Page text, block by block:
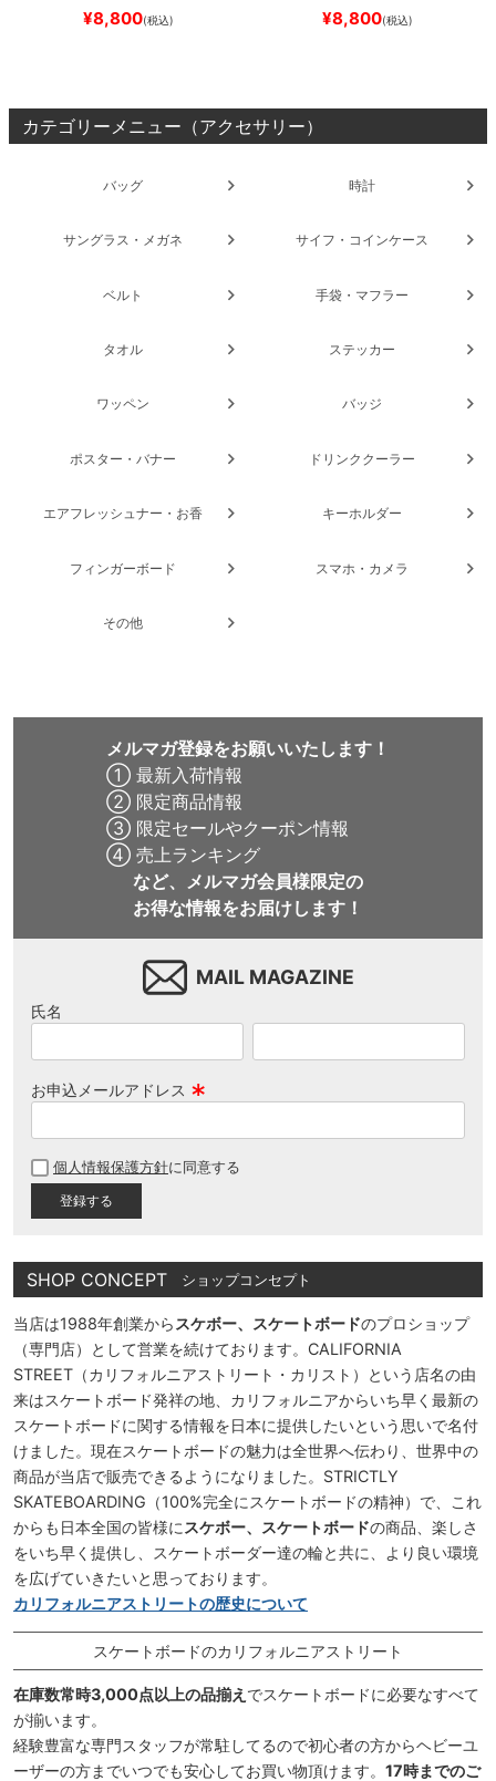
SLIM FIT 30 LENGTH
スケートボード スケボ
¥8,800(税込)
SLIM FIT 30 LENGTH
スケートボード スケボー
¥8,800(税込)
カテゴリーメニュー（アクセサリー）
バッグ 時計
サングラス・メガネ サイフ・コインケース
ベルト 手袋・マフラー
タオル ステッカー
ワッペン バッジ
ポスター・バナー ドリンククーラー
エアフレッシュナー・お香 キーホルダー
フィンガーボード スマホ・カメラ
その他
メルマガ登録をお願いいたします！
① 最新入荷情報
② 限定商品情報
③ 限定セールやクーポン情報
④ 売上ランキング
など、メルマガ会員様限定の
お得な情報をお届けします！
MAIL MAGAZINE
氏名
お申込メールアドレス
須
個人情報保護方針に同意する
SHOP CONCEPT ショップコンセプト
当店は1988年創業から スケボー、スケートボードのプロショップ
（専門店）として営業を続けております。CALIFORNIA
STREET（カリフォルニアストリート・カリスト）という店名の由
来はスケートボード発祥の地、カリフォルニアからいち早く最新の
スケートボードに関する情報を日本に提供したいという思いで名付
けました。現在スケートボードの魅力は全世界へ伝わり、世界中の
商品が当店で販売できるようになりました。STRICTLY
SKATEBOARDING（100%完全にスケートボードの精神）で、これ
からも日本全国の皆様に スケボー、スケートボードの商品、楽しさ
をいち早く提供し、スケートボーダー達の輪と共に、より良い環境
を広げていきたいと思っております。
カリフォルニアストリートの歴史について
スケートボードのカリフォルニアストリート
在庫数常時3,000点以上の品揃え でスケートボードに必要なすべて
が揃います。
経験豊富な専門スタッフが常駐してるので初心者の方からヘビーユ
ーザーの方までいつでも安心してお買い物頂けます。 17時までのご